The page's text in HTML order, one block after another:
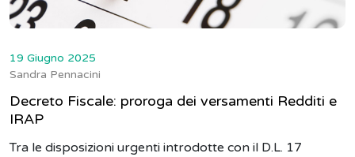
19 Giugno 2025
Sandra Pennacini
Decreto Fiscale: proroga dei versamenti Redditi e
IRAP
Tra le disposizioni urgenti introdotte con il D.L. 17